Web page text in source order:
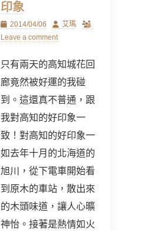
印象
Posted
on
2014/04/06 Author
艾瑪
Leave a comment
只有兩天的高知城花回
廊竟然被好運的我碰
到。這還真不普通，跟
我對高知的好印象一
致！對高知的好印象一
如去年十月的北海道的
旭川，從下電車開始看
到原木的車站，散出來
的木頭味道，讓人心曠
神怡。接著是熱情如火